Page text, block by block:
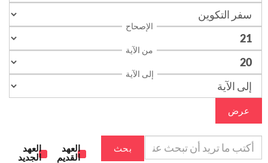
الإصحاح
من الآية
إلى الآية
عرض
بحث
العهد
القديم
العهد
الجديد